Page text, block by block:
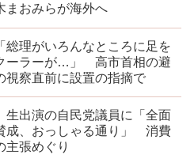
まおみらが海外へ
総理がいろんなところに足を
ーラーが…」 高市首相の避
視察直前に設置の指摘で
生出演の自民党議員に「全面
成、おっしゃる通り」 消費
主張めぐり